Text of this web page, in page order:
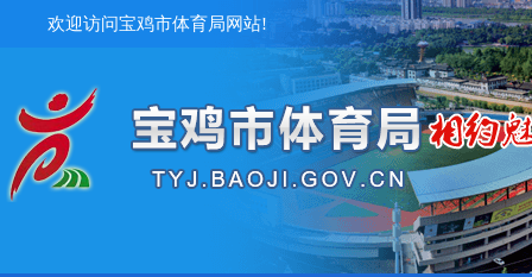
欢迎访问宝鸡市体育局网站!